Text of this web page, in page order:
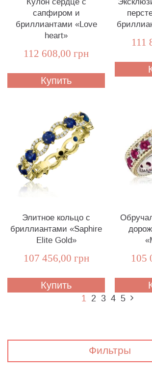
сапфиром и
бриллиантами «Love
heart»
112 608,00 грн
Купить
111
Элитное кольцо с
бриллиантами «Saphire
Elite Gold»
107 456,00 грн
Купить
105
1 2 3 4 5
Фильтры